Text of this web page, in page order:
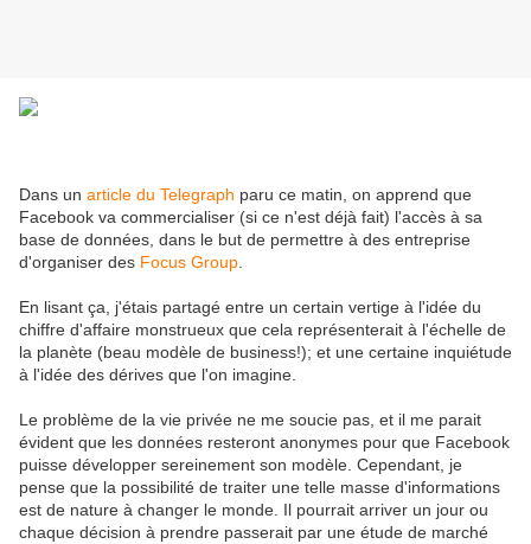
Dans un article du Telegraph paru ce matin, on apprend que
Facebook va commercialiser (si ce n'est déjà fait) l'accès à sa
base de données, dans le but de permettre à des entreprise
d'organiser des Focus Group
En lisant ça, j'étais partagé entre un certain vertige à l'idée du
chiffre d'affaire monstrueux que cela représenterait à l'échelle de
la planète (beau modèle de business!); et une certaine inquiétude
à l'idée des dérives que l'on imagine.
Le problème de la vie privée ne me soucie pas, et il me parait
évident que les données resteront anonymes pour que Facebook
puisse développer sereinement son modèle. Cependant, je
pense que la possibilité de traiter une telle masse d'informations
est de nature à changer le monde. Il pourrait arriver un jour ou
chaque décision à prendre passerait par une étude de marché